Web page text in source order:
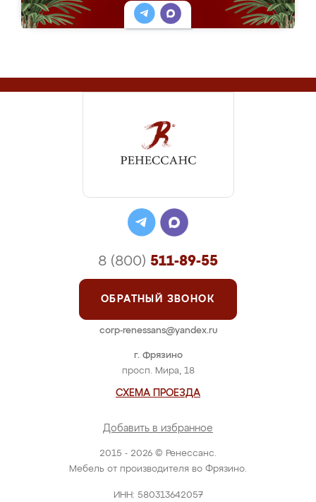
2015 - 2026 © Ренессанс.
Мебель от производителя во Фрязино.
ИНН: 580313642057
г. Фрязино
просп. Мира, 18
СХЕМА ПРОЕЗДА
Добавить в избранное
8 (800) 511-89-55
ОБРАТНЫЙ ЗВОНОК
corp-renessans@yandex.ru